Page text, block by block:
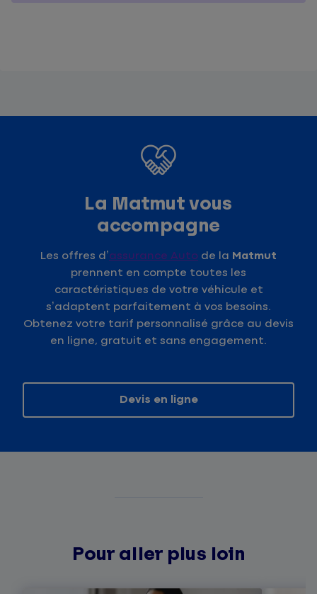
La Matmut vous
accompagne
Les offres d’assurance Auto de la Matmut
prennent en compte toutes les
caractéristiques de votre véhicule et
s’adaptent parfaitement à vos besoins.
Obtenez votre tarif personnalisé grâce au devis
en ligne, gratuit et sans engagement.
Devis en ligne
Pour aller plus loin